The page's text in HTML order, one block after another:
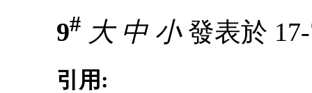
9# 大 中 小發表於
引用: